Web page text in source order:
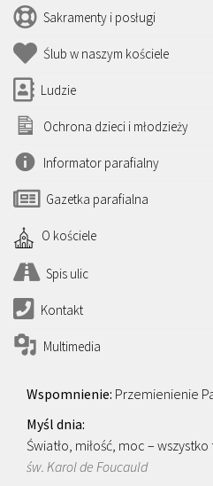
Sakramenty i posługi
Ślub w naszym kościele
Ludzie
Ochrona dzieci i młodzieży
Informator parafialny
Gazetka parafialna
O kościele
Spis ulic
Kontakt
Multimedia
Przemienienie
Światło, miłość, moc –
św. Karol de Foucauld